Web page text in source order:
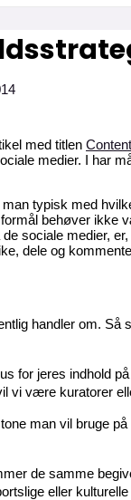
med titlen
medier. I har
typisk med
behøver
sociale medier,
dele og
handler om.
for jeres indhold
vi være kuratorer
man vil bruge
de samme
eller kulturelle